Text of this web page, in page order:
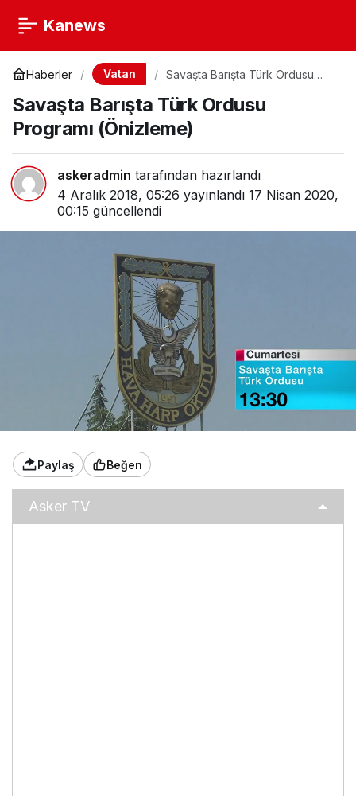
Kanews
Haberler Vatan
Savaşta Barışta Türk Ordusu
Savaşta Barışta Türk Ordusu
Programı (Önizleme)
askeradmin tarafından hazırlandı
4 Aralık 2018, 05:26 yayınlandı 17 Nisan 2020,
00:15 güncellendi
Paylaş Beğen
Asker TV